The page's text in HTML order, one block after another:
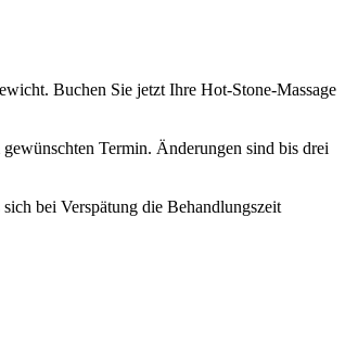
Buchen Sie jetzt Ihre Hot-Stone-Massage
Termin. Änderungen sind bis drei
bei Verspätung die Behandlungszeit